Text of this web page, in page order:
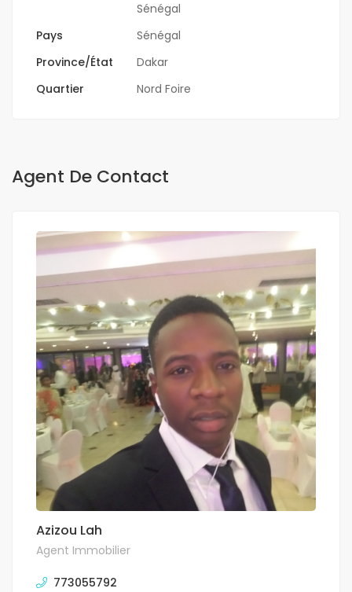
Sénégal
Pays
Sénégal
Province/État
Dakar
Quartier
Nord Foire
Agent De Contact
Azizou Lah
Agent Immobilier
773055792